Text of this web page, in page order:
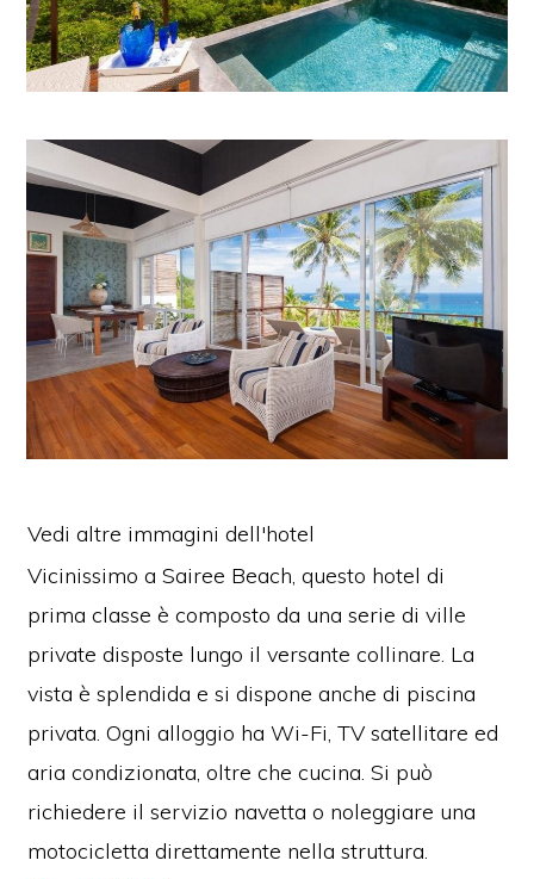
Vedi altre immagini dell'hotel
Vicinissimo a Sairee Beach, questo hotel di
prima classe è composto da una serie di ville
private disposte lungo il versante collinare. La
vista è splendida e si dispone anche di piscina
privata. Ogni alloggio ha Wi-Fi, TV satellitare ed
aria condizionata, oltre che cucina. Si può
richiedere il servizio navetta o noleggiare una
motocicletta direttamente nella struttura.